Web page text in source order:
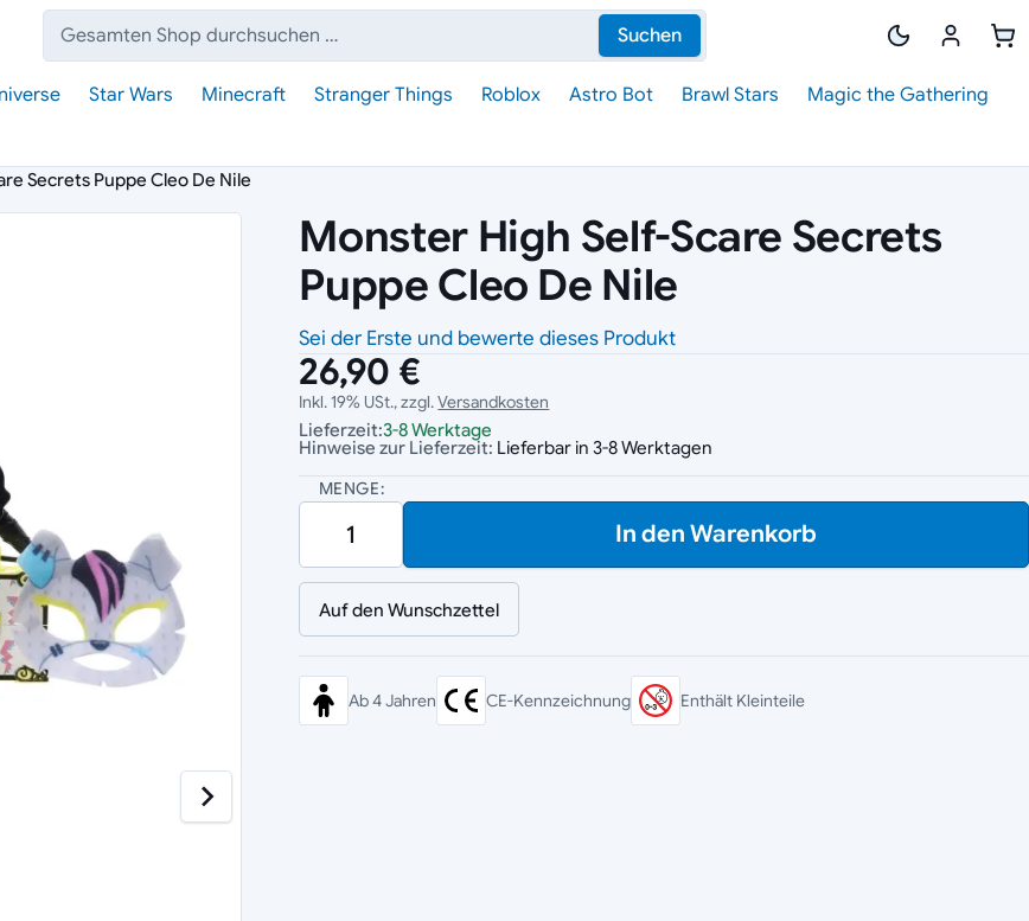
Suche:
Suchen
Star Wars Minecraft Stranger Things Roblox Astro Bot Brawl Stars
Magic the Gathering
Secrets Puppe Cleo De Nile
Monster High Self-Scare Secrets
Puppe Cleo De Nile
Sei der Erste und bewerte dieses Produkt
26,90 €
Inkl. 19% USt., zzgl.Versandkosten
Lieferzeit:3-8 Werktage
Hinweise zur Lieferzeit: Lieferbar in 3-8 Werktagen
MENGE:
In den Warenkorb
Auf den Wunschzettel
Ab 4 Jahren CE-Kennzeichnung Enthält Kleinteile